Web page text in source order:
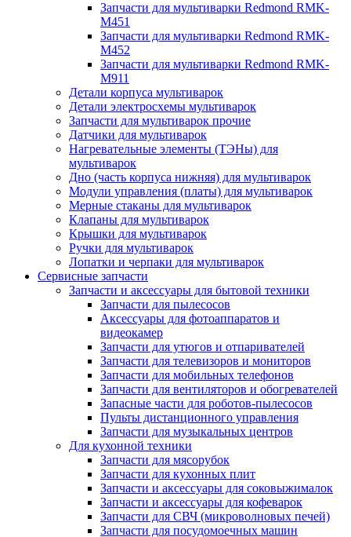
Запчасти для мультиварки Redmond RMK-
M451
Запчасти для мультиварки Redmond RMK-
M452
Запчасти для мультиварки Redmond RMK-
M911
Детали корпуса мультиварок
Детали электросхемы мультиварок
Запчасти для мультиварок прочие
Датчики для мультиварок
Нагревательные элементы (ТЭНы) для
мультиварок
Дно (часть корпуса нижняя) для мультиварок
Модули управления (платы) для мультиварок
Мерные стаканы для мультиварок
Клапаны для мультиварок
Крышки для мультиварок
Ручки для мультиварок
Лопатки и черпаки для мультиварок
Сервисные запчасти
Запчасти и аксессуары для бытовой техники
Запчасти для пылесосов
Аксессуары для фотоаппаратов и
видеокамер
Запчасти для утюгов и отпаривателей
Запчасти для телевизоров и мониторов
Запчасти для мобильных телефонов
Запчасти для вентиляторов и обогревателей
Запасные части для роботов-пылесосов
Пульты дистанционного управления
Запчасти для музыкальных центров
Для кухонной техники
Запчасти для мясорубок
Запчасти для кухонных плит
Запчасти и аксессуары для соковыжималок
Запчасти и аксессуары для кофеварок
Запчасти для СВЧ (микроволновых печей)
Запчасти для посудомоечных машин